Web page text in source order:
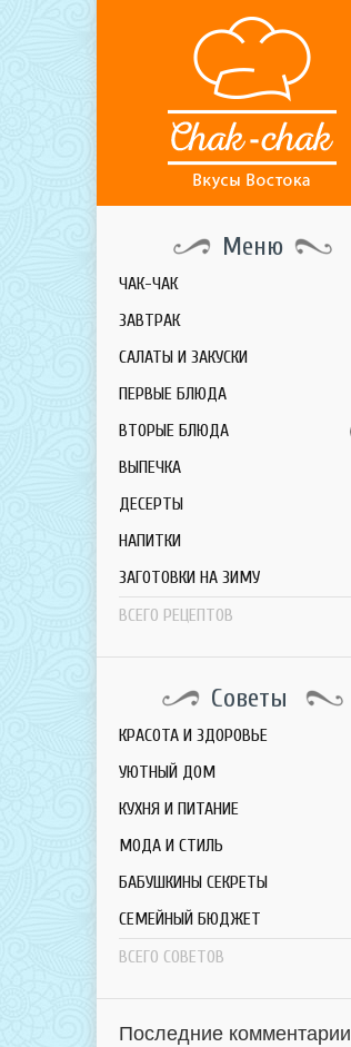
Меню
ЧАК-ЧАК
ЗАВТРАК
САЛАТЫ И ЗАКУСКИ
ПЕРВЫЕ БЛЮДА
ВТОРЫЕ БЛЮДА
ВЫПЕЧКА
ДЕСЕРТЫ
НАПИТКИ
ЗАГОТОВКИ НА ЗИМУ
ВСЕГО РЕЦЕПТОВ
Советы
КРАСОТА И ЗДОРОВЬЕ
УЮТНЫЙ ДОМ
КУХНЯ И ПИТАНИЕ
МОДА И СТИЛЬ
БАБУШКИНЫ СЕКРЕТЫ
СЕМЕЙНЫЙ БЮДЖЕТ
ВСЕГО СОВЕТОВ
Последние комментарии